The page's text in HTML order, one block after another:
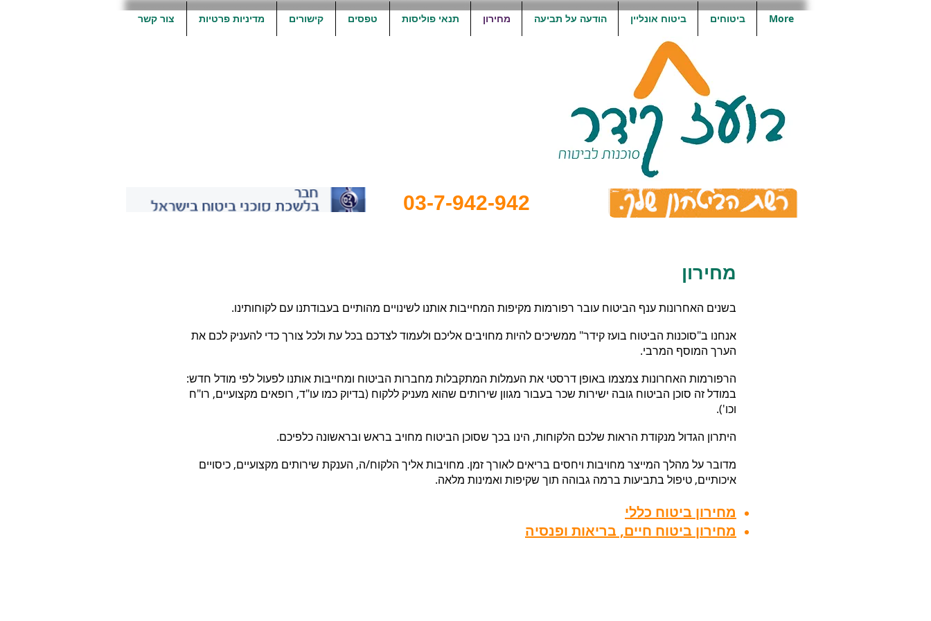
צור קשר מדיניות פרטיות קישורים טפסים תנאי פוליסות מחירון הודעה על תביעה ביטוח אונליין ביטוחים More
03-7-942-942
מחירון
בשנים האחרונות ענף הביטוח עובר רפורמות מקיפות המחייבות אותנו לשינויים מהותיים בעבודתנו עם לקוחותינו.
אנחנו ב"סוכנות הביטוח בועז קידר" ממשיכים להיות מחויבים אליכם ולעמוד לצדכם בכל עת ולכל צורךכדי להעניק לכם את
הערך המוסף המרבי.
הרפורמות האחרונות צמצמו באופן דרסטי את העמלות המתקבלות מחברות הביטוח ומחייבות אותנו לפעול לפי מודל חדש:
במודל זה סוכן הביטוח גובה ישירות שכר בעבור מגוון שירותים שהוא מעניק ללקוח (בדיוק כמו עו"ד, רופאים מקצועיים, רו"ח
וכו').
היתרון הגדול מנקודת הראות שלכם הלקוחות, הינו בכך שסוכן הביטוח מחויב בראש ובראשונה כלפיכם.
מדובר על מהלך המייצר מחויבות ויחסים בריאים לאורך זמן. מחויבות אליך הלקוח/ה, הענקת שירותים מקצועיים, כיסויים
איכותיים, טיפול בתביעות ברמה גבוהה תוך שקיפות ואמינות מלאה.
מחירון ביטוח כללי
מחירון ביטוח חיים, בריאות ופנסיה